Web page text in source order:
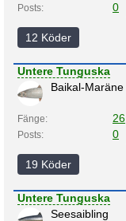
Posts: 0
12 Köder
Untere Tunguska
Baikal-Maräne
Fänge: 26
Posts: 0
19 Köder
Untere Tunguska
Seesaibling